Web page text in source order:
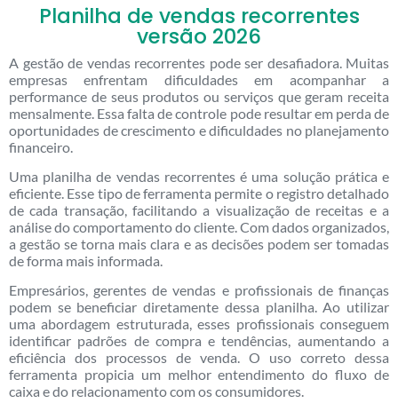
Planilha de vendas recorrentes
versão 2026
A gestão de vendas recorrentes pode ser desafiadora. Muitas
empresas enfrentam dificuldades em acompanhar a
performance de seus produtos ou serviços que geram receita
mensalmente. Essa falta de controle pode resultar em perda de
oportunidades de crescimento e dificuldades no planejamento
financeiro.
Uma planilha de vendas recorrentes é uma solução prática e
eficiente. Esse tipo de ferramenta permite o registro detalhado
de cada transação, facilitando a visualização de receitas e a
análise do comportamento do cliente. Com dados organizados,
a gestão se torna mais clara e as decisões podem ser tomadas
de forma mais informada.
Empresários, gerentes de vendas e profissionais de finanças
podem se beneficiar diretamente dessa planilha. Ao utilizar
uma abordagem estruturada, esses profissionais conseguem
identificar padrões de compra e tendências, aumentando a
eficiência dos processos de venda. O uso correto dessa
ferramenta propicia um melhor entendimento do fluxo de
caixa e do relacionamento com os consumidores.